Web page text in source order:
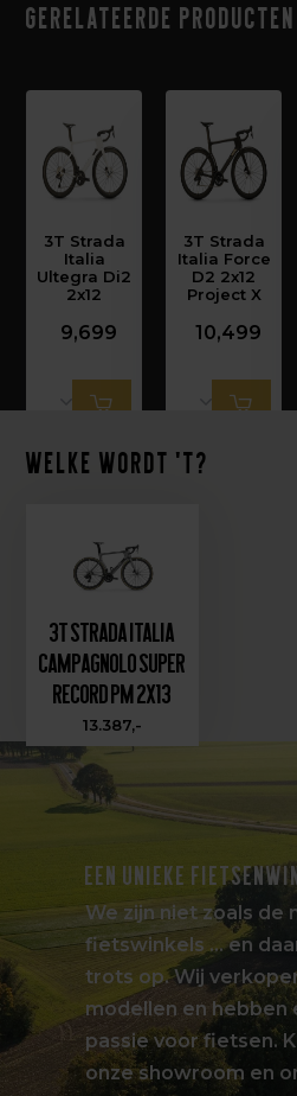
Gerelateerde producten
3T Strada
Italia
Ultegra Di2
2x12
9,699
3T Strada
Italia Force
D2 2x12
Project X
10,499
Welke wordt 't?
3T Strada Italia
Campagnolo Super
Record PM 2X13
13.387,-
EEN UNIEKE
We zijn niet zoals de
fietswinkels … en
trots op. Wij
modellen en hebben
passie voor fietsen.
onze showroom en